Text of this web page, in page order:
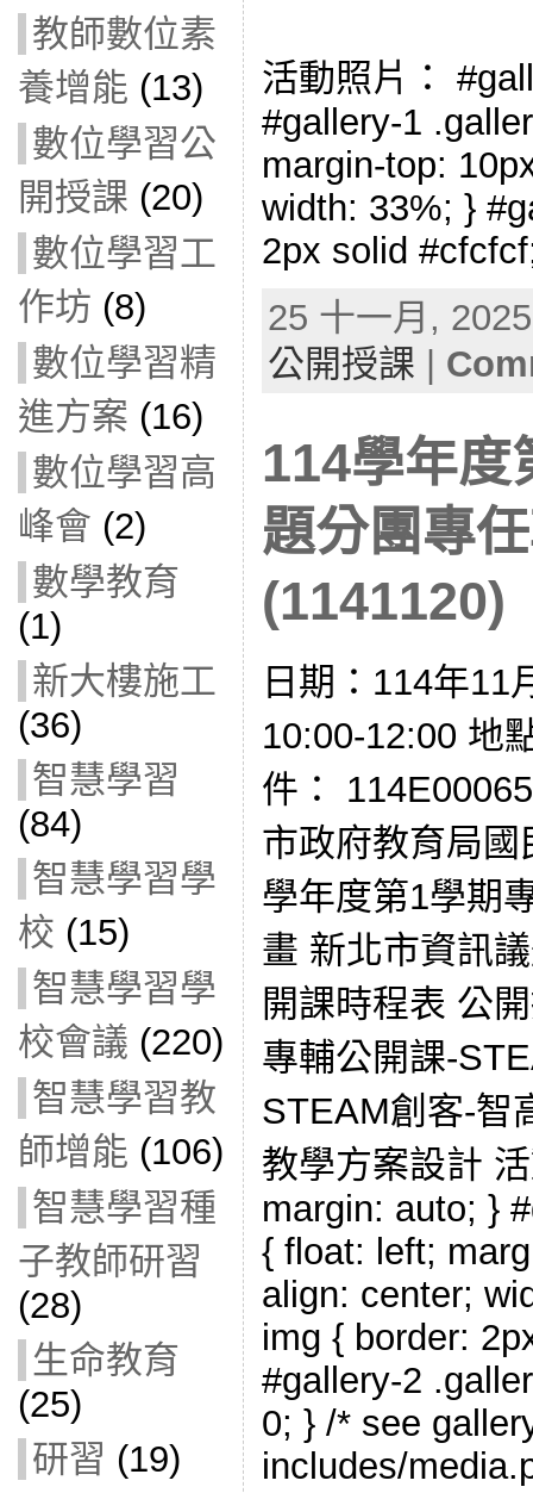
教師數位素
養增能 (13)
數位學習公
開授課 (20)
數位學習工
作坊 (8)
數位學習精
進方案 (16)
數位學習高
峰會 (2)
數學教育
(1)
新大樓施工
(36)
智慧學習
(84)
智慧學習學
校 (15)
智慧學習學
校會議 (220)
智慧學習教
師增能 (106)
智慧學習種
子教師研習
(28)
生命教育
(25)
研習 (19)
活動照片：
#gallery-1
margin-top:
width: 33%; }
2px solid
25 十一月,
公開授課
114學年度
題分團專
(1141120)
日期：114年11
10:00-12:00 地
件：
市政府教育局
學年度第1學期
畫 新北市資訊
開課時程表 公
專輔公開課-
STEAM創客-智
教學方案設計
margin: auto; }
{ float: left;
align: center;
img { border:
#gallery-2
0; } /* see
includes/